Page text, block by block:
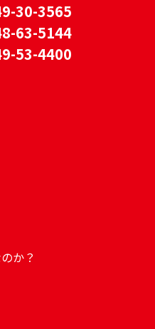
30-3565
63-5144
53-4400
か？